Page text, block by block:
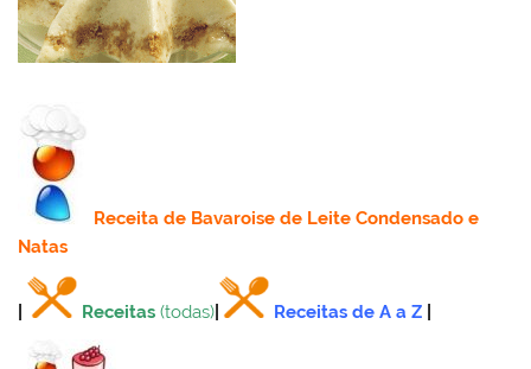
Receitade Bavaroise de Leite Condensado e
Natas
Receitas (todas) Receitas de A a Z